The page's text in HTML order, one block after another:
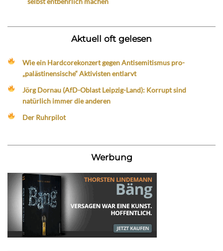
Aktuell oft gelesen
Wie ein Hardcorekonzert gegen Antisemitismus pro-
„palästinensische“ Aktivisten entlarvt
Jörg Dornau (AfD-Oblast Leipzig-Land): Korrupt sind
natürlich immer die anderen
Der Ruhrpilot
Werbung